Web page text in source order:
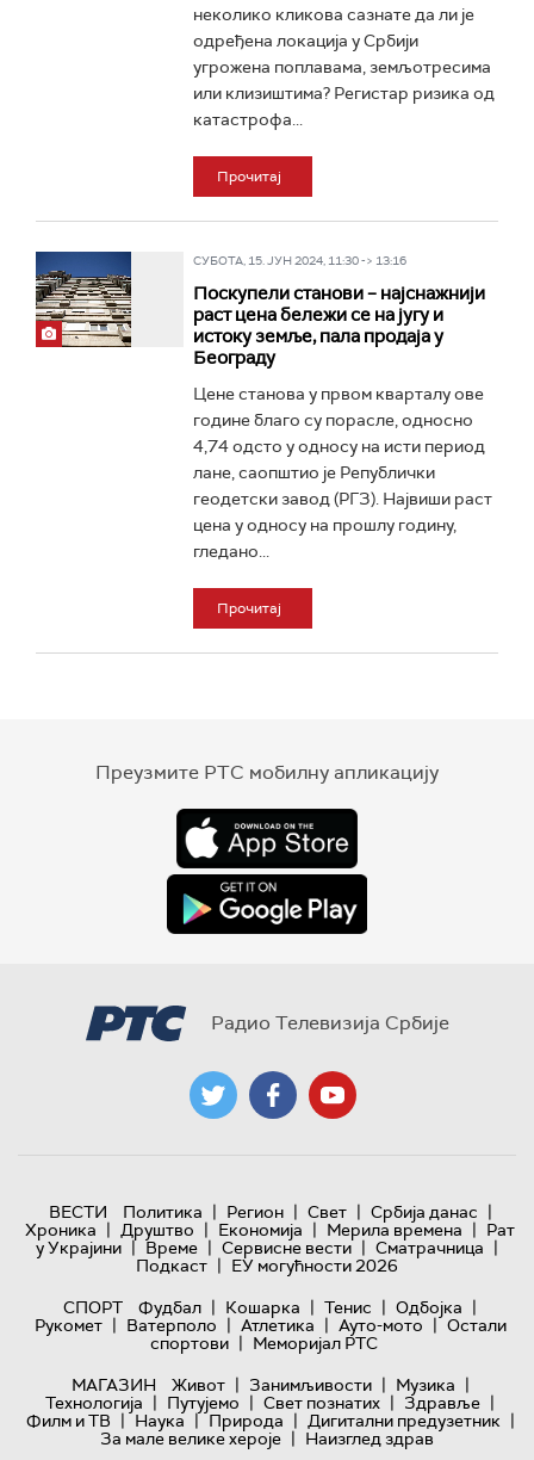
неколико кликова сазнате да ли је
одређена локација у Србији
угрожена поплавама, земљотресима
или клизиштима? Регистар ризика од
катастрофа...
Прочитај
СУБОТА, 15. ЈУН 2024, 11:30 -> 13:16
Поскупели станови – најснажнији
раст ценa бележи се на југу и
истоку земље, пала продаја у
Београду
Цене станова у првом кварталу ове
године благо су порасле, односно
4,74 одсто у односу на исти период
лане, саопштио је Републички
геодетски завод (РГЗ). Највиши раст
цена у односу на прошлу годину,
гледано...
Прочитај
Преузмите РТС мобилну апликацију
Радио Телевизија Србије
ВЕСТИ Политика | Регион | Свет | Србија данас |
Хроника | Друштво | Економија | Мерила времена | Рат
у Украјини | Време | Сервисне вести | Сматрачница |
Подкаст | ЕУ могућности 2026
СПОРТ
Фудбал | Кошарка | Тенис | Одбојка |
Рукомет | Ватерполо | Атлетика | Ауто-мото | Остали
спортови | Меморијал РТС
МАГАЗИН
Живот | Занимљивости | Музика |
Технологијa | Путујемо | Свет познатих | Здравље |
Филм и ТВ | Наука | Природа | Дигитални предузетник |
За мале велике хероје | Наизглед здрав